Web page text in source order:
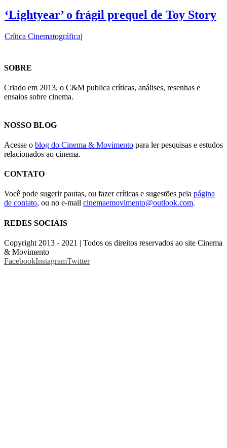
‘Lightyear’ o frágil prequel de Toy Story
Crítica Cinematográfica|
SOBRE
Criado em 2013, o C&M publica críticas, análises, resenhas e
ensaios sobre cinema.
NOSSO BLOG
Acesse o blog do Cinema & Movimento para ler pesquisas e estudos
relacionados ao cinema.
CONTATO
Você pode sugerir pautas, ou fazer críticas e sugestões pela página
de contato, ou no e-mail cinemaemovimento@outlook.com.
REDES SOCIAIS
Copyright 2013 - 2021 | Todos os direitos reservados ao site Cinema
& Movimento
FacebookInstagramTwitter